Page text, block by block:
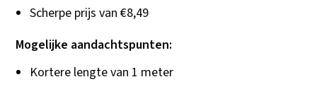
Scherpe prijs van €8,49
Mogelijke aandachtspunten:
Kortere lengte van 1 meter